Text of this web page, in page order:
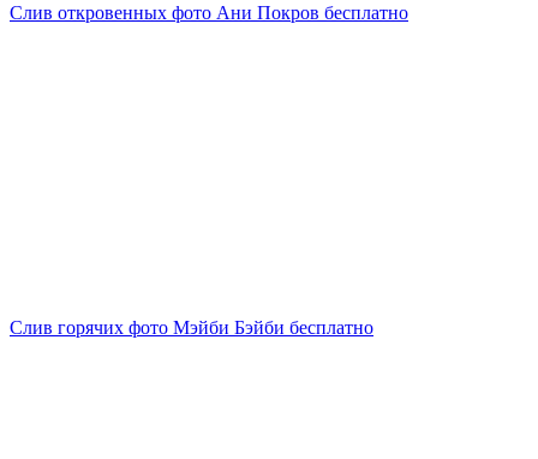
Слив откровенных фото Ани Покров бесплатно
Слив горячих фото Мэйби Бэйби бесплатно